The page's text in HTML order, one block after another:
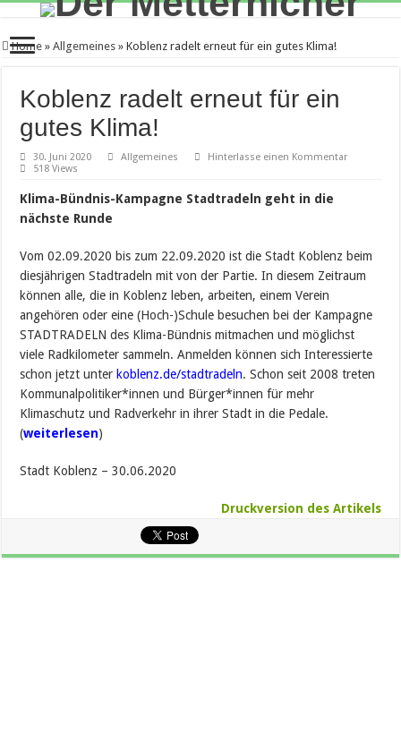
Home » Allgemeines » Koblenz radelt erneut für ein gutes Klima!
Koblenz radelt erneut für ein
gutes Klima!
30. Juni 2020 Allgemeines
Hinterlasse einen Kommentar
518 Views
Klima-Bündnis-Kampagne Stadtradeln geht in die
nächste Runde
Vom 02.09.2020 bis zum 22.09.2020 ist die Stadt Koblenz beim
diesjährigen Stadtradeln mit von der Partie. In diesem Zeitraum
können alle, die in Koblenz leben, arbeiten, einem Verein
angehören oder eine (Hoch-)Schule besuchen bei der Kampagne
STADTRADELN des Klima-Bündnis mitmachen und möglichst
viele Radkilometer sammeln. Anmelden können sich Interessierte
schon jetzt unter koblenz.de/stadtradeln. Schon seit 2008 treten
Kommunalpolitiker*innen und Bürger*innen für mehr
Klimaschutz und Radverkehr in ihrer Stadt in die Pedale.
(weiterlesen)
Stadt Koblenz – 30.06.2020
Druckversion des Artikels